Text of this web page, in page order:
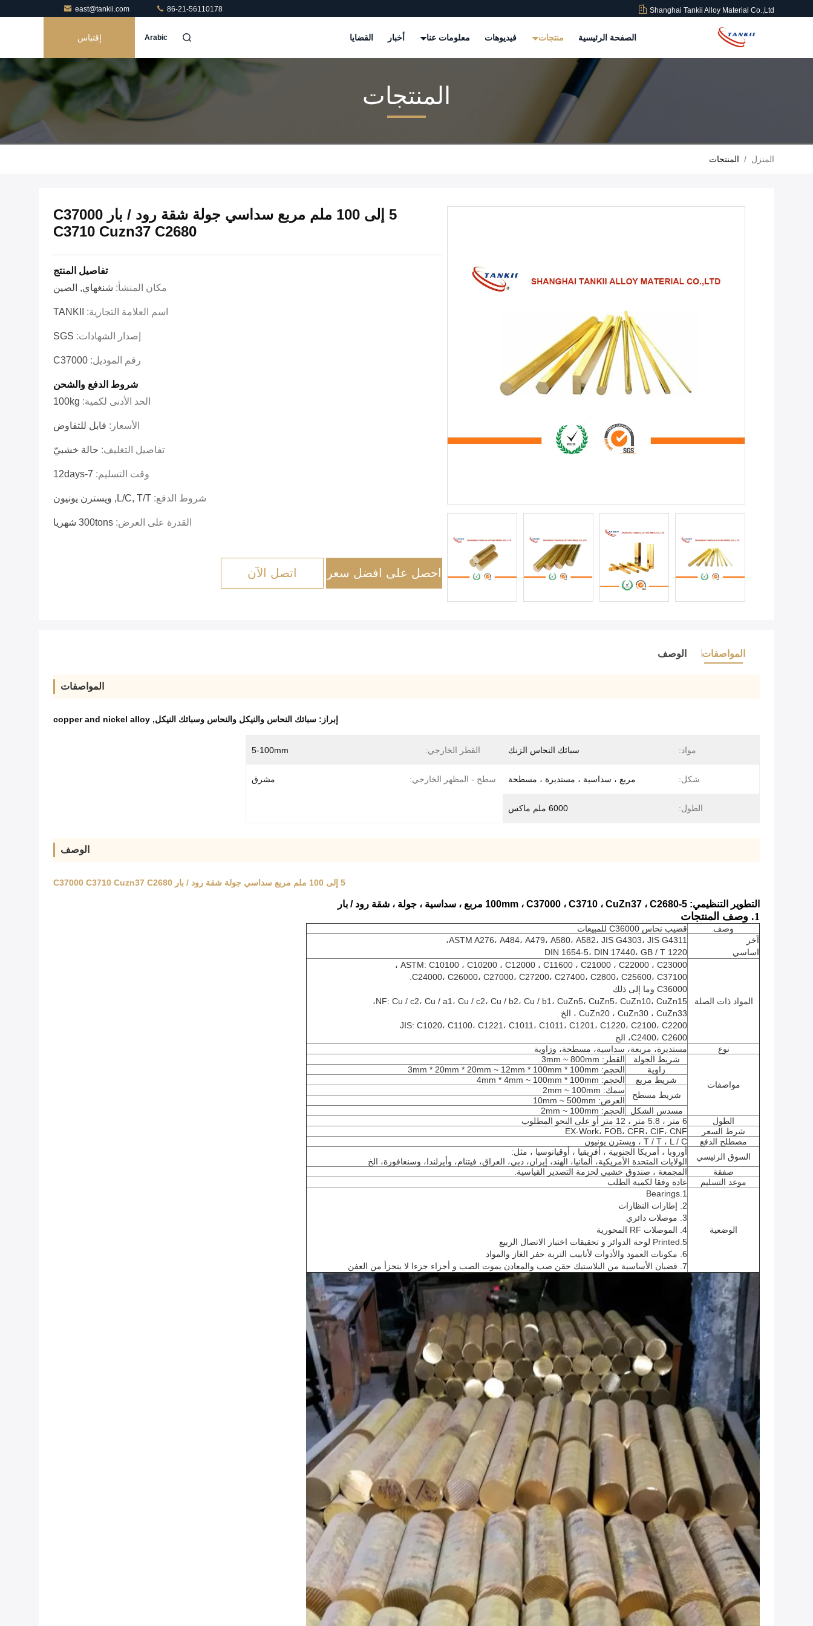
Shanghai Tankii Alloy Material Co.,Ltd
east@tankii.com 86-21-56110178
الصفحة الرئيسية منتجات فيديوهات معلومات عنا أخبار القضايا Arabic إقتباس
المنتجات
المنزل / المنتجات
5 إلى 100 ملم مربع سداسي جولة شقة رود / بار C37000
C3710 Cuzn37 C2680
تفاصيل المنتج
مكان المنشأ: شنغهاي, الصين
اسم العلامة التجارية: TANKII
إصدار الشهادات: SGS
رقم الموديل: C37000
شروط الدفع والشحن
الحد الأدنى لكمية: 100kg
الأسعار: قابل للتفاوض
تفاصيل التغليف: حالة خشبيّ
وقت التسليم: 7-12days
شروط الدفع: L/C, T/T, ويسترن يونيون
القدرة على العرض: 300tons شهريا
احصل على افضل سعر اتصل الآن
المواصفات الوصف
المواصفات
إبراز: سبائك النحاس والنيكل والنحاس وسبائك النيكل,
copper and nickel alloy
مواد: سبائك النحاس الزنك القطر الخارجي: 5-100mm
شكل: مربع ، سداسية ، مستديرة ، مسطحة سطح - المظهر الخارجي: مشرق
الطول: 6000 ملم ماكس
الوصف
5 إلى 100 ملم مربع سداسي جولة شقة رود / بار C37000 C3710 Cuzn37 C2680
التطوير التنظيمي: 5-100mm ، C37000 ، C3710 ، CuZn37 ، C2680 مربع ، سداسية ، جولة ، شقة رود / بار
1. وصف المنتجات
وصف
قضيب نحاس C36000 للمبيعات
آخر
اساسي
ASTM A276، A484، A479، A580، A582، JIS G4303، JIS G4311،
DIN 1654-5، DIN 17440، GB / T 1220
المواد ذات الصلة
ASTM: C10100 ، C10200 ، C12000 ، C11600 ، C21000 ، C22000 ، C23000 ،
C24000، C26000، C27000، C27200، C27400، C2800، C25600، C37100.
C36000 وما إلى ذلك
NF: Cu / c2، Cu / a1، Cu / c2، Cu / b2، Cu / b1، CuZn5، CuZn5، CuZn10، CuZn15،
CuZn20 ، CuZn30 ، CuZn33 ، الخ
JIS: C1020، C1100، C1221، C1011، C1011، C1201، C1220، C2100، C2200
C2400، C2600، الخ
نوع
مستديرة، مربعة، سداسية، مسطحة، وزاوية
مواصفات
شريط الجولة
القطر: 3mm ~ 800mm
زاوية
الحجم: 3mm * 20mm * 20mm ~ 12mm * 100mm * 100mm
شريط مربع
الحجم: 4mm * 4mm ~ 100mm * 100mm
شريط مسطح
سمك: 2mm ~ 100mm
العرض: 10mm ~ 500mm
مسدس الشكل
الحجم: 2mm ~ 100mm
الطول
6 متر ، 5.8 متر ، 12 متر أو على النحو المطلوب
شرط السعر
EX-Work، FOB، CFR، CIF، CNF
مصطلح الدفع
T / T ، L / C ، ويسترن يونيون
السوق الرئيسي
أوروبا ، أمريكا الجنوبية ، أفريقيا ، أوقيانوسيا ، مثل:
الولايات المتحدة الأمريكية، ألمانيا، الهند، إيران، دبي، العراق، فيتنام، وأيرلندا، وسنغافورة، الخ
صفقة
المجمعة ، صندوق خشبي لحزمة التصدير القياسية.
موعد التسليم
عادة وفقا لكمية الطلب
الوضعية
1.Bearings
2. إطارات النظارات
3. موصلات دائري
4. الموصلات RF المحورية
5.Printed لوحة الدوائر و تحقيقات اختبار الاتصال الربيع
6. مكونات العمود والأدوات لأنابيب التربة حفر الغاز والمواد
7. قضبان الأساسية من البلاستيك حقن صب والمعادن يموت الصب و أجزاء جزءا لا يتجزأ من العفن